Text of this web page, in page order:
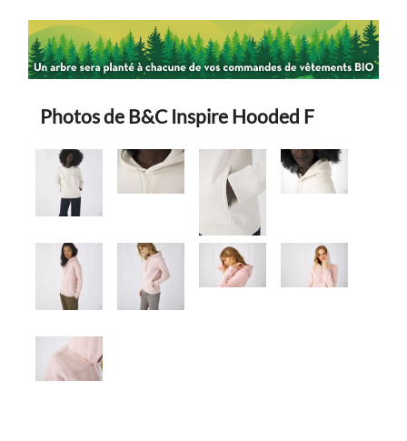
Photos de B&C Inspire Hooded F